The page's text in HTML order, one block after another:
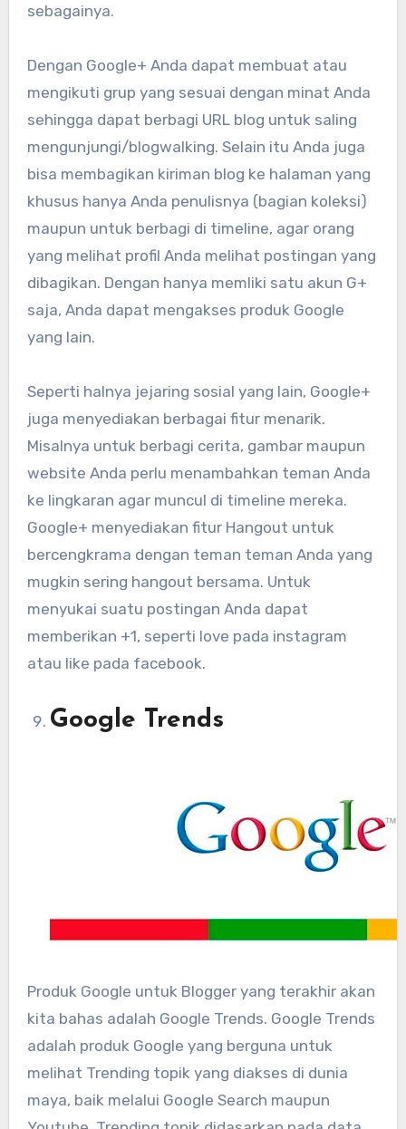
sebagainya.
Dengan Google+ Anda dapat membuat atau
mengikuti grup yang sesuai dengan minat Anda
sehingga dapat berbagi URL blog untuk saling
mengunjungi/blogwalking. Selain itu Anda juga
bisa membagikan kiriman blog ke halaman yang
khusus hanya Anda penulisnya (bagian koleksi)
maupun untuk berbagi di timeline, agar orang
yang melihat profil Anda melihat postingan yang
dibagikan. Dengan hanya memliki satu akun G+
saja, Anda dapat mengakses produk Google
yang lain.
Seperti halnya jejaring sosial yang lain, Google+
juga menyediakan berbagai fitur menarik.
Misalnya untuk berbagi cerita, gambar maupun
website Anda perlu menambahkan teman Anda
ke lingkaran agar muncul di timeline mereka.
Google+ menyediakan fitur Hangout untuk
bercengkrama dengan teman teman Anda yang
mugkin sering hangout bersama. Untuk
menyukai suatu postingan Anda dapat
memberikan +1, seperti love pada instagram
atau like pada facebook.
Google Trends
Produk Google untuk Blogger yang terakhir akan
kita bahas adalah Google Trends. Google Trends
adalah produk Google yang berguna untuk
melihat Trending topik yang diakses di dunia
maya, baik melalui Google Search maupun